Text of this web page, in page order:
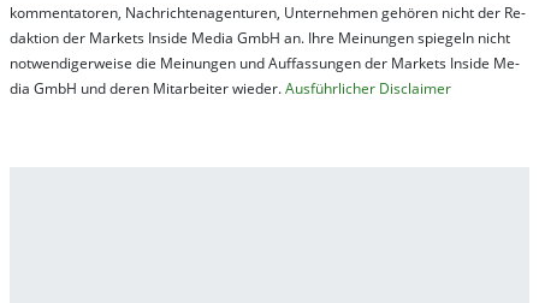
kom­men­ta­tor­en, Nach­rich­ten­ag­en­tur­en, Un­ter­neh­men ge­hör­en nicht der Re­
dak­tion der Mar­kets In­side Me­dia GmbH an. Ihre Mei­nung­en spie­geln nicht
not­wen­di­ger­wei­se die Mei­nung­en und Auf­fas­sung­en der Mar­kets In­side Me­
dia GmbH und de­ren Mit­ar­bei­ter wie­der.Aus­führ­lich­er Dis­clai­mer